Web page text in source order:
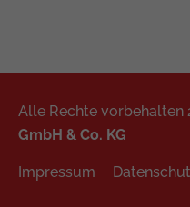
Alle Rechte vorbehalten
GmbH & Co. KG
Impressum